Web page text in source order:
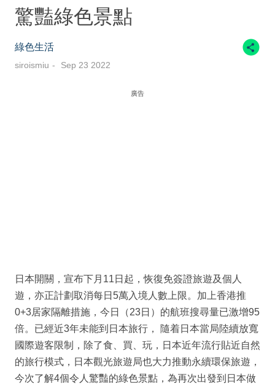
驚豔綠色景點
綠色生活
siroismiu Sep 23 2022
廣告
日本開關，宣布下月11日起，恢復免簽證旅遊及個人
遊，亦正計劃取消每日5萬入境人數上限。加上香港推
0+3居家隔離措施，今日（23日）的航班搜尋量已激增95
倍。已經近3年未能到日本旅行， 隨着日本當局陸續放寬
國際遊客限制，除了食、買、玩，日本近年流行貼近自然
的旅行模式，日本觀光旅遊局也大力推動永續環保旅遊，
今次了解4個令人驚豔的綠色景點，為再次出發到日本做